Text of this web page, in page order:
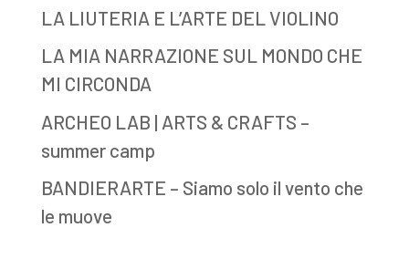
LA LIUTERIA E L’ARTE DEL VIOLINO
LA MIA NARRAZIONE SUL MONDO CHE
MI CIRCONDA
ARCHEO LAB | ARTS & CRAFTS –
summer camp
BANDIERARTE – Siamo solo il vento che
le muove